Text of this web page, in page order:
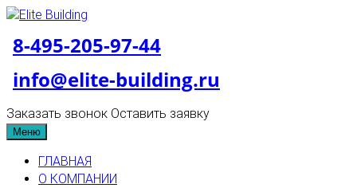
8-495-205-97-44
info@elite-building.ru
Заказать звонок Оставить заявку
Меню
ГЛАВНАЯ
О КОМПАНИИ